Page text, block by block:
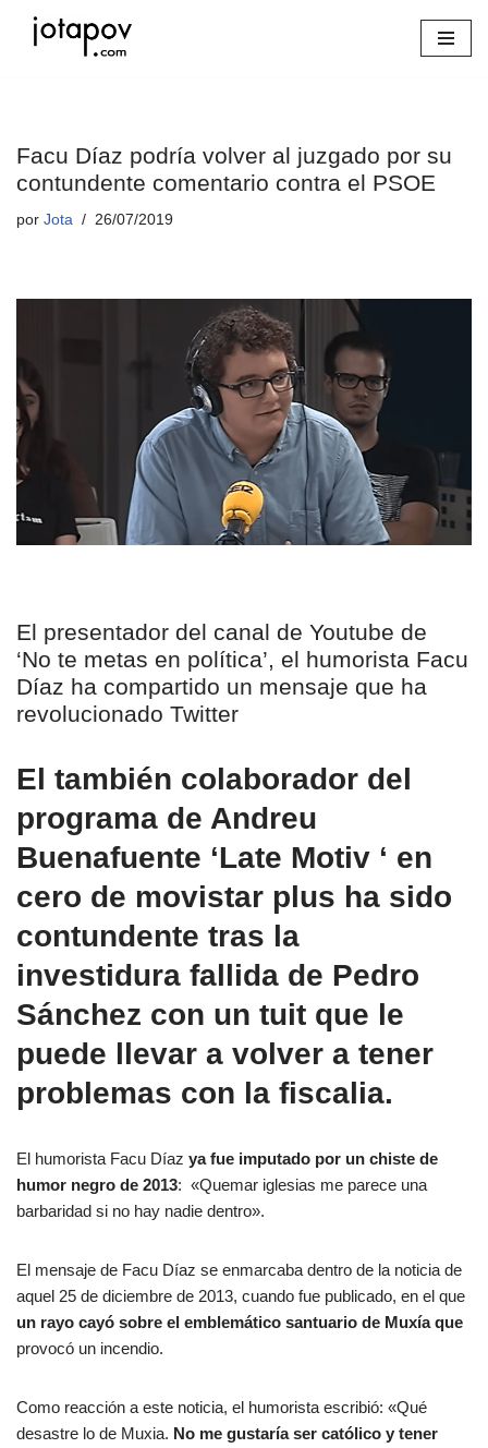
Facu Díaz podría volver al juzgado por su
contundente comentario contra el PSOE
por Jota 26/07/2019
El presentador del canal de Youtube de
‘No te metas en política’, el humorista Facu
Díaz ha compartido un mensaje que ha
revolucionado Twitter
El también colaborador del
programa de Andreu
Buenafuente ‘Late Motiv ‘ en
cero de movistar plus ha sido
contundente tras la
investidura fallida de Pedro
Sánchez con un tuit que le
puede llevar a volver a tener
problemas con la fiscalia.
El humorista Facu Díaz ya fue imputado por un chiste de
humor negro de 2013: «Quemar iglesias me parece una
barbaridad si no hay nadie dentro».
El mensaje de Facu Díaz se enmarcaba dentro de la noticia de
aquel 25 de diciembre de 2013, cuando fue publicado, en el que
un rayo cayó sobre el emblemático santuario de Muxía que
provocó un incendio.
Como reacción a este noticia, el humorista escribió: «Qué
desastre lo de Muxia. No me gustaría ser católico y tener